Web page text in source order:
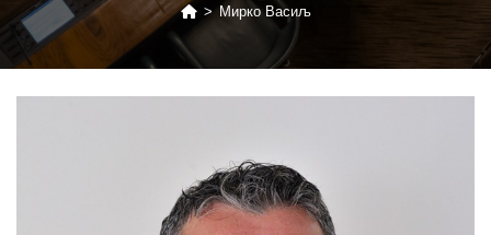
> Мирко Васиљ